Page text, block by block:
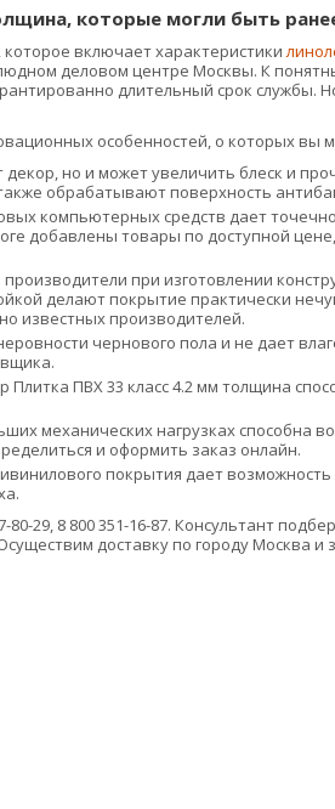
которые могли быть
включает характеристики
деловом центре Москвы. К
длительный срок
особенностей, о которых вы
но и может увеличить блеск и
обрабатывают поверхность
компьютерных средств дает
добавлены товары по доступной
при изготовлении
делают покрытие практически
известных производителей.
чернового пола и не дает
Плитка ПВХ 33 класс 4.2 мм толщина
механических нагрузках способна
и оформить заказ онлайн.
покрытия дает
29, 8 800 351-16-87. Консультант
доставку по городу Москва и